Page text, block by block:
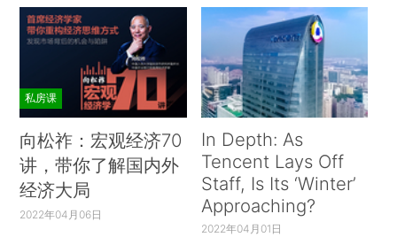
私房课
向松祚：宏观经济70
讲，带你了解国内外
经济大局
2022年04月06日
In Depth: As
Tencent Lays Off
Staff, Is Its ‘Winter’
Approaching?
2022年04月01日